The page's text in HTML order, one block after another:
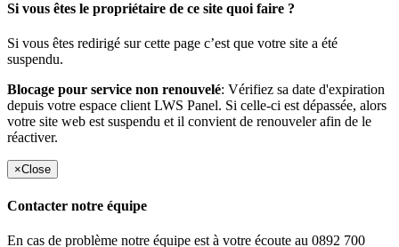
Si vous êtes le propriétaire de ce site quoi faire ?
Si vous êtes redirigé sur cette page c’est que votre site a été
suspendu.
Blocage pour service non renouvelé: Vérifiez sa date d'expiration
depuis votre espace client LWS Panel. Si celle-ci est dépassée, alors
votre site web est suspendu et il convient de renouveler afin de le
réactiver.
×Close
Contacter notre équipe
En cas de problème notre équipe est à votre écoute au 0892 700